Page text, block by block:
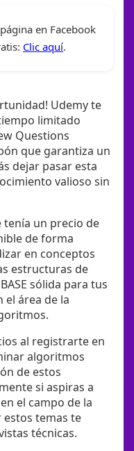
en Facebook
Clic aquí.
Udemy te
limitado
Questions
que garantiza un
dejar pasar esta
valioso sin
tenía un precio de
de forma
en conceptos
estructuras de
sólida para tus
área de la
al registrarte en
algoritmos
de estos
si aspiras a
el campo de la
temas te
técnicas.